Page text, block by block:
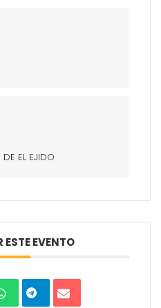
EL EJIDO
EVENTO